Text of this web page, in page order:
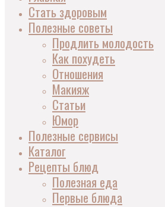
Стать здоровым
Полезные советы
Продлить молодость
Как похудеть
Отношения
Макияж
Статьи
Юмор
Полезные сервисы
Каталог
Рецепты блюд
Полезная еда
Первые блюда